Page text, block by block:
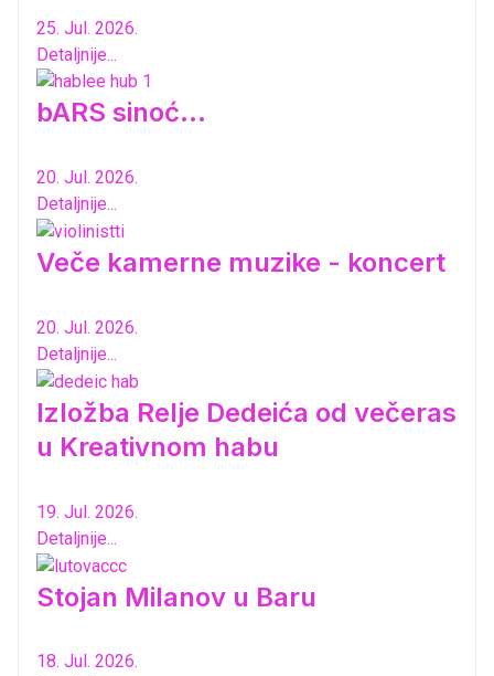
25. Jul. 2026.
Detaljnije...
bARS sinoć...
20. Jul. 2026.
Detaljnije...
Veče kamerne muzike - koncert
20. Jul. 2026.
Detaljnije...
Izložba Relje Dedeića od večeras
u Kreativnom habu
19. Jul. 2026.
Detaljnije...
Stojan Milanov u Baru
18. Jul. 2026.